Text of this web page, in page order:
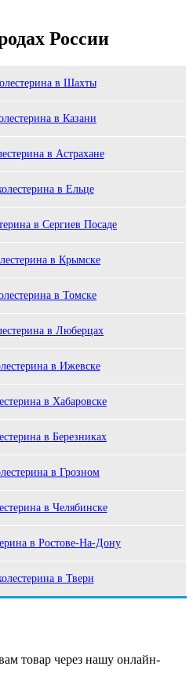
России
в Шахты
в Казани
в Астрахане
в Ельце
в Сергиев Посаде
в Крымске
в Томске
в Люберцах
в Ижевске
в Хабаровске
в Березниках
в Грозном
в Челябинске
в Ростове-На-Дону
в Твери
товар через нашу онлайн-